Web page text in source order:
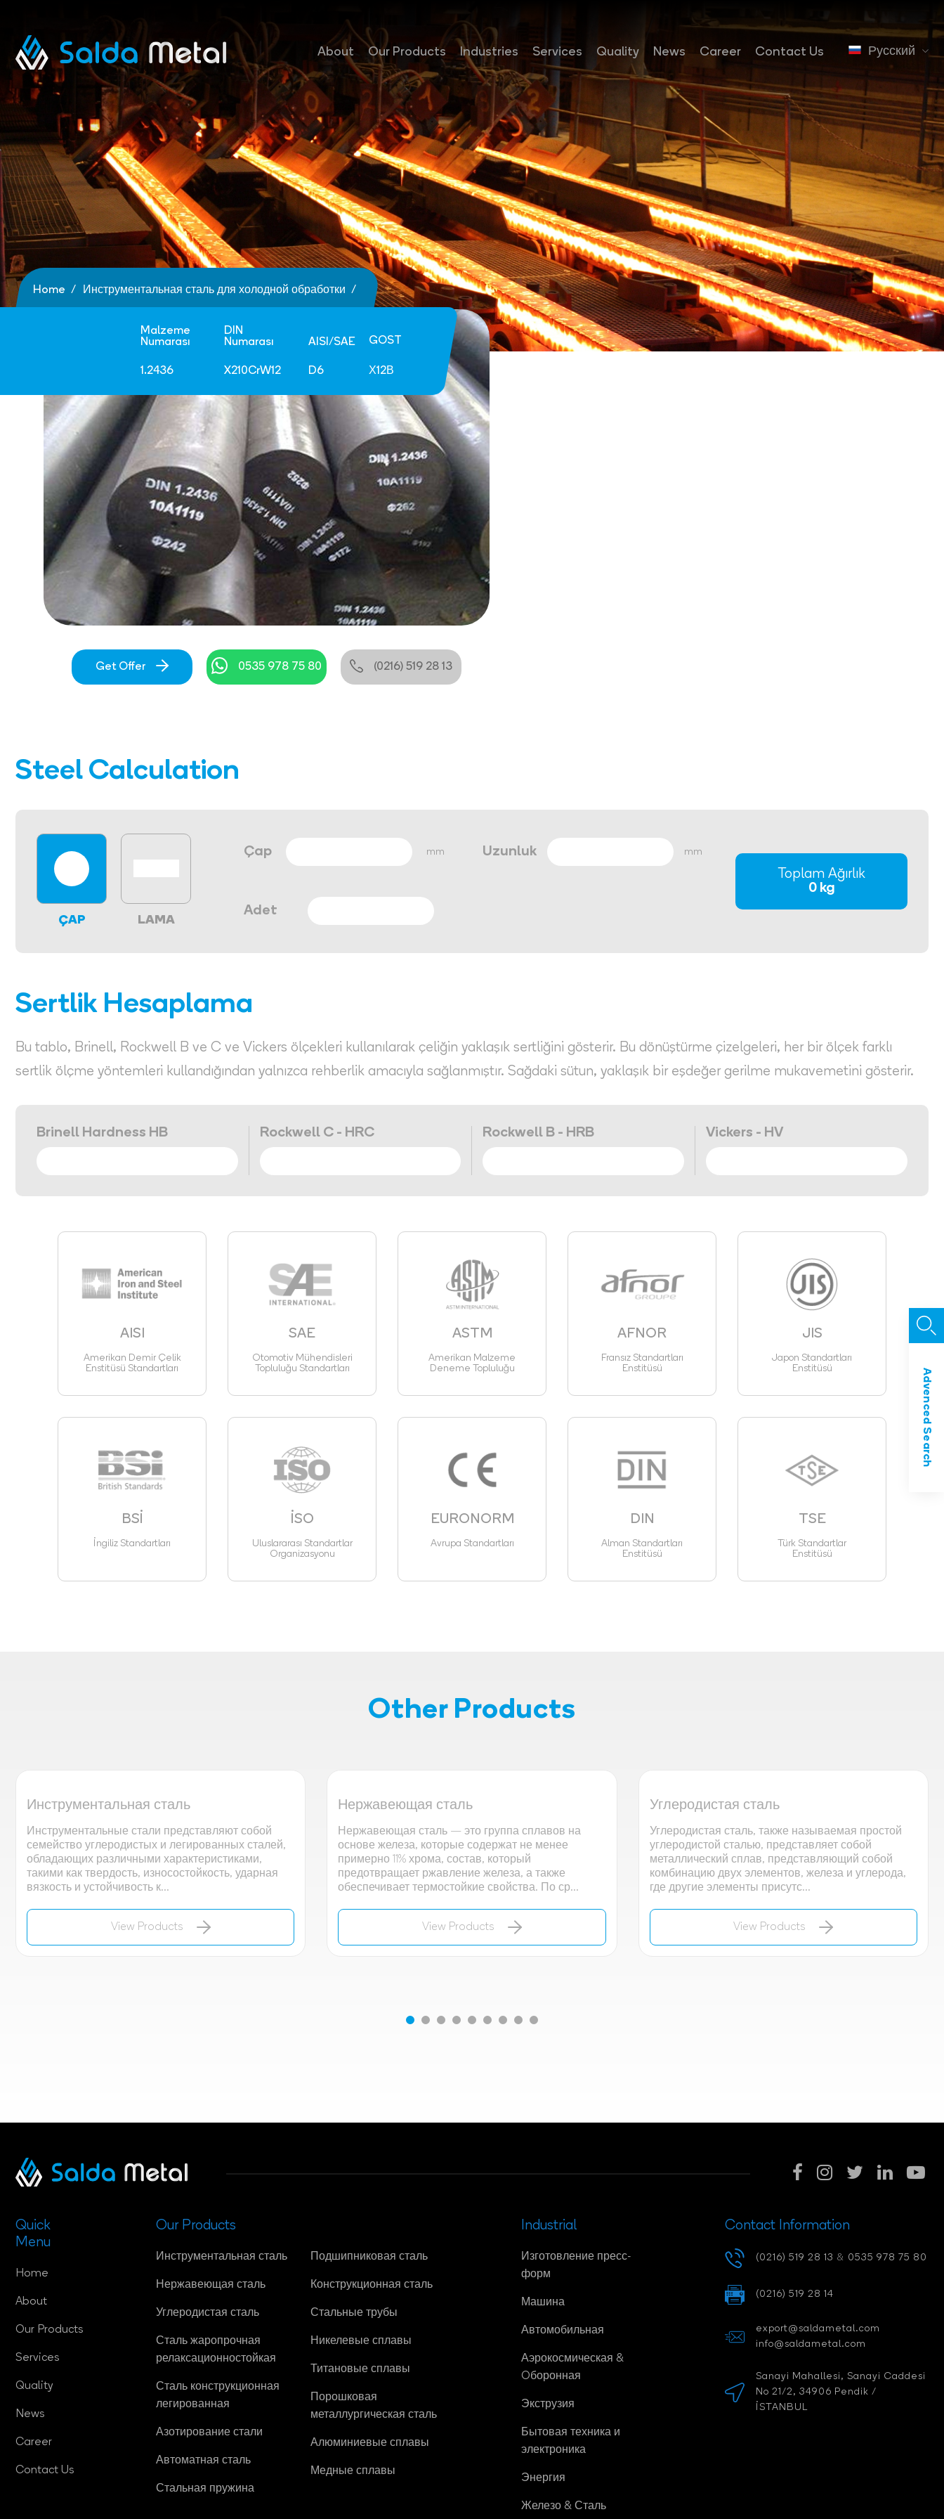
About Our Products Industries Services Quality News Career Contact Us Русский
Advenced Search
Home Инструментальная сталь для холодной обработки
Malzeme
Numarası
1.2436
DIN
Numarası
X210CrW12
AISI/SAE
D6
GOST
Х12В
Get Offer 0535 978 75 80 (0216) 519 28 13
Steel Calculation
ÇAP LAMA
Çap mm Uzunluk mm
Adet
Toplam Ağırlık
0 kg
Sertlik Hesaplama
Bu tablo, Brinell, Rockwell B ve C ve Vickers ölçekleri kullanılarak çeliğin yaklaşık sertliğini gösterir. Bu dönüştürme çizelgeleri, her bir ölçek farklı
sertlik ölçme yöntemleri kullandığından yalnızca rehberlik amacıyla sağlanmıştır. Sağdaki sütun, yaklaşık bir eşdeğer gerilme mukavemetini gösterir.
Brinell Hardness HB Rockwell C - HRC Rockwell B - HRB Vickers - HV
AISI
Amerikan Demir Çelik
Enstitüsü Standartları
SAE
Otomotiv Mühendisleri
Topluluğu Standartları
ASTM
Amerikan Malzeme
Deneme Topluluğu
AFNOR
Fransız Standartları
Enstitüsü
JIS
Japon Standartları
Enstitüsü
BSİ
İngiliz Standartları
İSO
Uluslararası Standartlar
Organizasyonu
EURONORM
Avrupa Standartları
DIN
Alman Standartları
Enstitüsü
TSE
Türk Standartlar
Enstitüsü
Other Products
Инструментальная сталь
Инструментальные стали представляют собой
семейство углеродистых и легированных сталей,
обладающих различными характеристиками,
такими как твердость, износостойкость, ударная
вязкость и устойчивость к...
View Products
Нержавеющая сталь
Нержавеющая сталь — это группа сплавов на
основе железа, которые содержат не менее
примерно 11% хрома, состав, который
предотвращает ржавление железа, а также
обеспечивает термостойкие свойства. По ср...
View Products
Углеродистая сталь
Углеродистая сталь, также называемая простой
углеродистой сталью, представляет собой
металлический сплав, представляющий собой
комбинацию двух элементов, железа и углерода,
где другие элементы присутс...
View Products
Quick
Menu
Home
About
Our Products
Services
Quality
News
Career
Contact Us
Our Products
Инструментальная сталь
Нержавеющая сталь
Углеродистая сталь
Сталь жаропрочная
релаксационностойкая
Сталь конструкционная
легированная
Азотирование стали
Автоматная сталь
Стальная пружина
Подшипниковая сталь
Конструкционная сталь
Стальные трубы
Никелевые сплавы
Титановые сплавы
Порошковая
металлургическая сталь
Алюминиевые сплавы
Медные сплавы
Industrial
Изготовление пресс-
форм
Машина
Автомобильная
Аэрокосмическая &
Oборонная
Экструзия
Бытовая техника и
электроника
Энергия
Железо & Сталь
Contact Information
(0216) 519 28 13 & 0535 978 75 80
(0216) 519 28 14
export@saldametal.com
info@saldametal.com
Sanayi Mahallesi, Sanayi Caddesi
No 21/2, 34906 Pendik /
İSTANBUL